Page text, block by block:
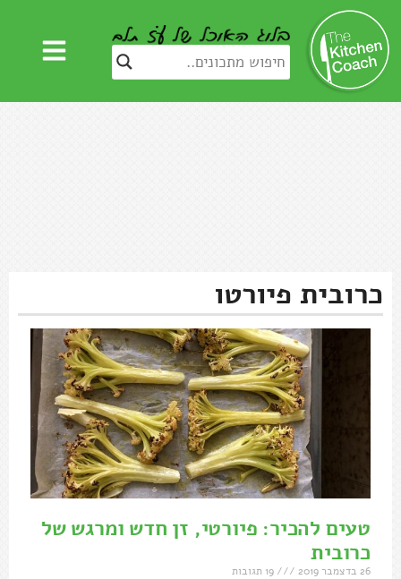
כרובית פיורטו
טעים להכיר: פיורטי, זן חדש ומרגש של
כרובית
26 בדצמבר 2019